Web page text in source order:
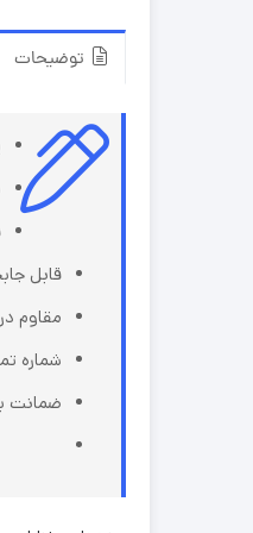
توضیحات
قابل
مقاوم
شماره
ضمانت